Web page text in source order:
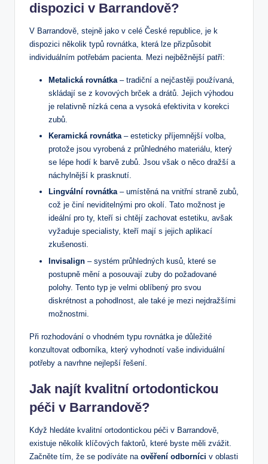
dispozici v Barrandově?
V Barrandově, stejně jako v celé České republice, je k
dispozici několik typů rovnátka, která lze přizpůsobit
individuálním potřebám pacienta. Mezi nejběžnější patří:
Metalická rovnátka– tradiční a nejčastěji používaná,
skládají se z kovových brček a drátů. Jejich výhodou
je relativně nízká cena a vysoká efektivita v korekci
zubů.
Keramická rovnátka– esteticky příjemnější volba,
protože jsou vyrobená z průhledného materiálu, který
se lépe hodí k barvě zubů. Jsou však o něco dražší a
náchylnější k prasknutí.
Lingvální rovnátka– umístěná na vnitřní straně zubů,
což je činí neviditelnými pro okolí. Tato možnost je
ideální pro ty, kteří si chtějí zachovat estetiku, avšak
vyžaduje specialisty, kteří mají s jejich aplikací
zkušenosti.
Invisalign – systém průhledných kusů, které se
postupně mění a posouvají zuby do požadované
polohy. Tento typ je velmi oblíbený pro svou
diskrétnost a pohodlnost, ale také je mezi nejdražšími
možnostmi.
Při rozhodování o vhodném typu rovnátka je důležité
konzultovat odborníka, který vyhodnotí vaše individuální
potřeby a navrhne nejlepší řešení.
Jak najít kvalitní ortodontickou
péči v Barrandově?
Když hledáte kvalitní ortodontickou péči v Barrandově,
existuje několik klíčových faktorů, které byste měli zvážit.
Začněte tím, že se podíváte na ověření odborníci v oblasti